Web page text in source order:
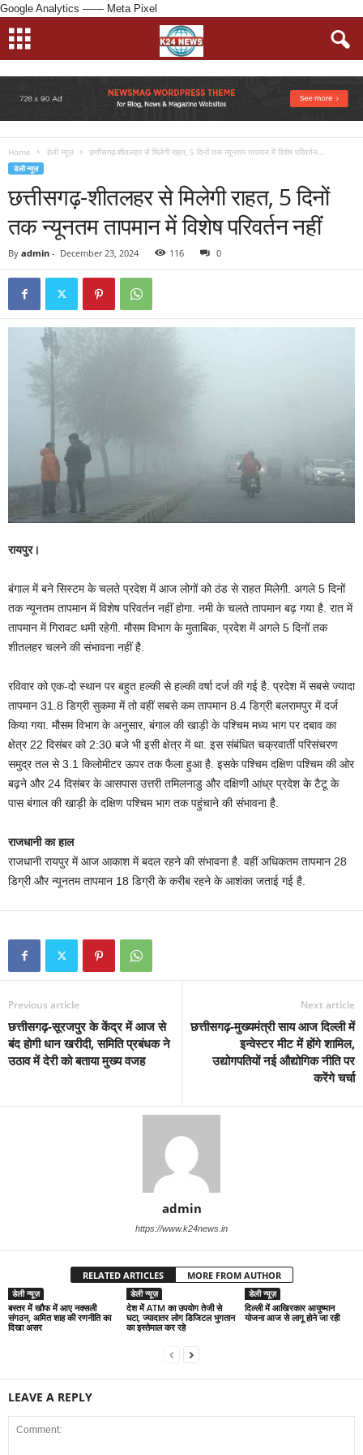
Google Analytics —— Meta Pixel
Home डेली न्यूज़ छत्तीसगढ़-शीतलहर से मिलेगी राहत, 5 दिनों तक न्यूनतम तापमान में विशेष परिवर्तन...
डेली न्यूज़
छत्तीसगढ़-शीतलहर से मिलेगी राहत, 5 दिनों
तक न्यूनतम तापमान में विशेष परिवर्तन नहींं
By admin - December 23, 2024 116 0
रायपुर।
बंगाल में बने सिस्टम के चलते प्रदेश में आज लोगों को ठंड से राहत मिलेगी. अगले 5 दिनों
तक न्यूनतम तापमान में विशेष परिवर्तन नहींं होगा. नमी के चलते तापमान बढ़ गया है. रात में
तापमान में गिरावट थमी रहेगी. मौसम विभाग के मुताबिक, प्रदेश में अगले 5 दिनों तक
शीतलहर चलने की संभावना नहीं है.
रविवार को एक-दो स्थान पर बहुत हल्की से हल्की वर्षा दर्ज की गई है. प्रदेश में सबसे ज्यादा
तापमान 31.8 डिग्री सुकमा में तो वहीं सबसे कम तापमान 8.4 डिग्री बलरामपुर में दर्ज
किया गया. मौसम विभाग के अनुसार, बंगाल की खाड़ी के पश्चिम मध्य भाग पर दबाव का
क्षेत्र 22 दिसंबर को 2:30 बजे भी इसी क्षेत्र में था. इस संबंधित चक्रवार्ती परिसंचरण
समुद्र तल से 3.1 किलोमीटर ऊपर तक फैला हुआ है. इसके पश्चिम दक्षिण पश्चिम की ओर
बढ़ने और 24 दिसंबर के आसपास उत्तरी तमिलनाडु और दक्षिणी आंध्र प्रदेश के टैटू के
पास बंगाल की खाड़ी के दक्षिण पश्चिम भाग तक पहुंचाने की संभावना है.
राजधानी का हाल
राजधानी रायपुर में आज आकाश में बदल रहने की संभावना है. वहीं अधिकतम तापमान 28
डिग्री और न्यूनतम तापमान 18 डिग्री के करीब रहने के आशंका जताई गई है.
Previous article
छत्तीसगढ़-सूरजपुर के केंद्र में आज से
बंद होगी धान खरीदी, समिति प्रबंधक ने
उठाव में देरी को बताया मुख्य वजह
Next article
छत्तीसगढ़-मुख्यमंत्री साय आज दिल्ली में
इन्वेस्टर मीट में होंगे शामिल,
उद्योगपतियों नई औद्योगिक नीति पर
करेंगे चर्चा
admin
https://www.k24news.in
RELATED ARTICLES MORE FROM AUTHOR
डेली न्यूज़
बस्तर में खौफ में आए नक्सली
संगठन, अमित शाह की रणनीति का
दिखा असर
डेली न्यूज़
देश में ATM का उपयोग तेजी से
घटा, ज्यादातर लोग डिजिटल भुगतान
का इस्तेमाल कर रहे
डेली न्यूज़
द‍िल्‍ली में आख‍िरकार आयुष्‍मान
योजना आज से लागू होने जा रही
LEAVE A REPLY